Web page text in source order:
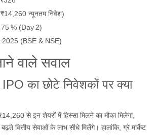
न्यूनतम निवेश)
% (Day 2)
2025 (BSE & NSE)
वाले सवाल
का छोटे निवेशकों पर क्या
से इन शेयरों में हिस्सा मिलने का मौका मिलेगा,
वित्तीय सेवाओं के लाभ सीधे मिलेंगे। हालांकि, ग्रे मार्केट